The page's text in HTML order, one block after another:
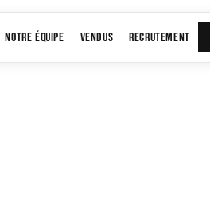
NOTRE ÉQUIPE VENDUS RECRUTEMENT